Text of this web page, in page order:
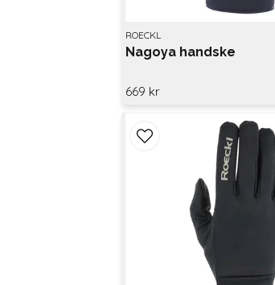
ROECKL
Nagoya handske
669 kr